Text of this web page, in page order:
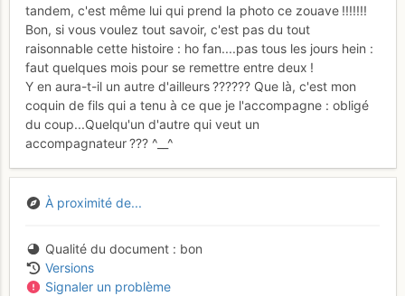
tandem, c'est même lui qui prend la photo ce zouave !!!!!!!
Bon, si vous voulez tout savoir, c'est pas du tout
raisonnable cette histoire : ho fan....pas tous les jours hein :
faut quelques mois pour se remettre entre deux !
Y en aura-t-il un autre d'ailleurs ?????? Que là, c'est mon
coquin de fils qui a tenu à ce que je l'accompagne : obligé
du coup...Quelqu'un d'autre qui veut un
accompagnateur ??? ^__^
À proximité de...
Qualité du document
bon
Versions
Signaler un problème